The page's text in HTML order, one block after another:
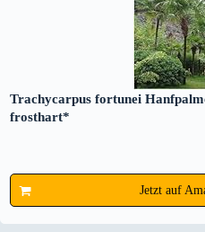
Trachycarpus fortunei
frosthart*
Jetzt auf